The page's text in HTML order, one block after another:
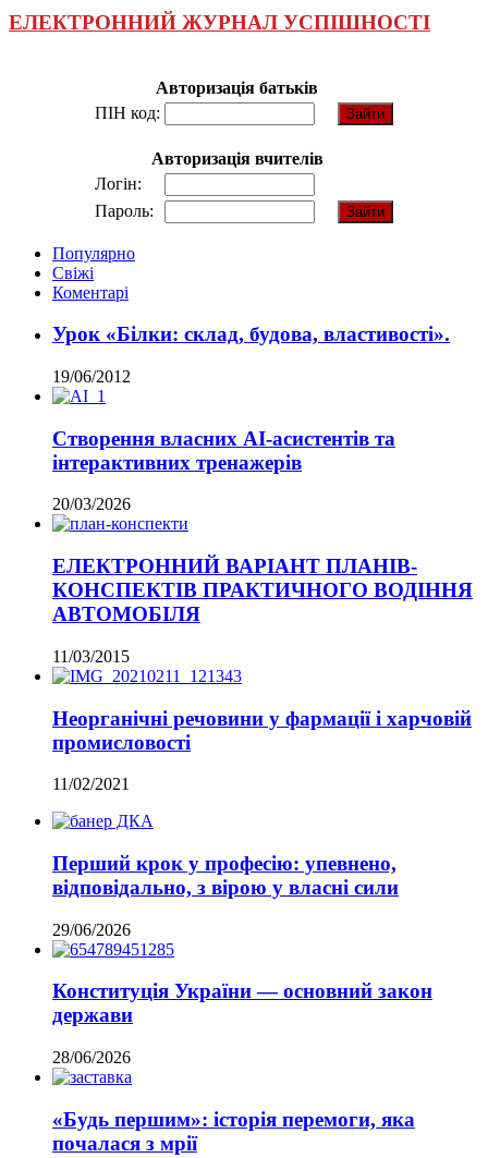
ЕЛЕКТРОННИЙ ЖУРНАЛ УСПІШНОСТІ
Авторизація батьків
ПІН код:
Авторизація вчителів
Логін:
Пароль:
Популярно
Свіжі
Коментарі
Урок «Білки: склад, будова, властивості».
19/06/2012
Створення власних AI-асистентів та
інтерактивних тренажерів
20/03/2026
ЕЛЕКТРОННИЙ ВАРІАНТ ПЛАНІВ-
КОНСПЕКТІВ ПРАКТИЧНОГО ВОДІННЯ
АВТОМОБІЛЯ
11/03/2015
Неорганічні речовини у фармації і харчовій
промисловості
11/02/2021
Перший крок у професію: упевнено,
відповідально, з вірою у власні сили
29/06/2026
Конституція України — основний закон
держави
28/06/2026
«Будь першим»: історія перемоги, яка
почалася з мрії